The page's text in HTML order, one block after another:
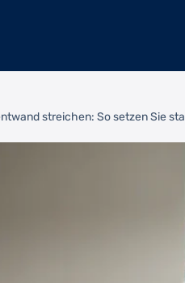
streichen: So setzen Sie